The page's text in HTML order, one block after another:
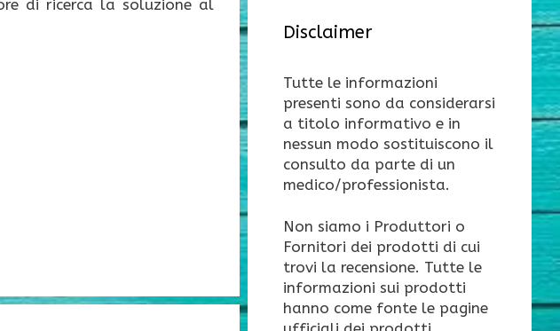
di ricerca la soluzione al
Disclaimer
Tutte le informazioni
presenti sono da considerarsi
a titolo informativo e in
nessun modo sostituiscono il
consulto da parte di un
medico/professionista.
Non siamo i Produttori o
Fornitori dei prodotti di cui
trovi la recensione. Tutte le
informazioni sui prodotti
hanno come fonte le pagine